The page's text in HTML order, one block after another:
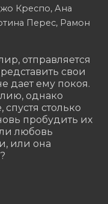
Креспо, Ана
Перес, Рамон
отправляется
свои
дает ему покоя.
однако
столько
пробудить их
любовь
или она